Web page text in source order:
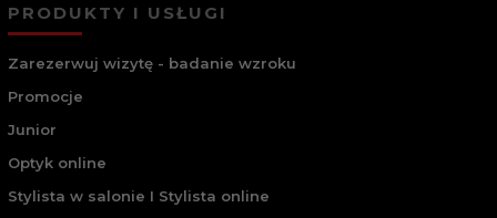
PRODUKTY I USŁUGI
Zarezerwuj wizytę - badanie wzroku
Promocje
Junior
Optyk online
Stylista w salonie I Stylista online